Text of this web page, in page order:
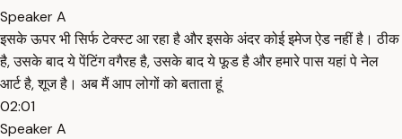
Speaker A
इसके ऊपर भी सिर्फ टेक्स्ट आ रहा है और इसके अंदर कोई इमेज ऐड नहीं है। ठीक
है, उसके बाद ये पेंटिंग वगैरह है, उसके बाद ये फूड है और हमारे पास यहां पे नेल
आर्ट है, शूज है। अब मैं आप लोगों को बताता हूं
02:01
Speaker A